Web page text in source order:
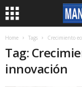
Home Tags Crecimiento
Tag:
innovación